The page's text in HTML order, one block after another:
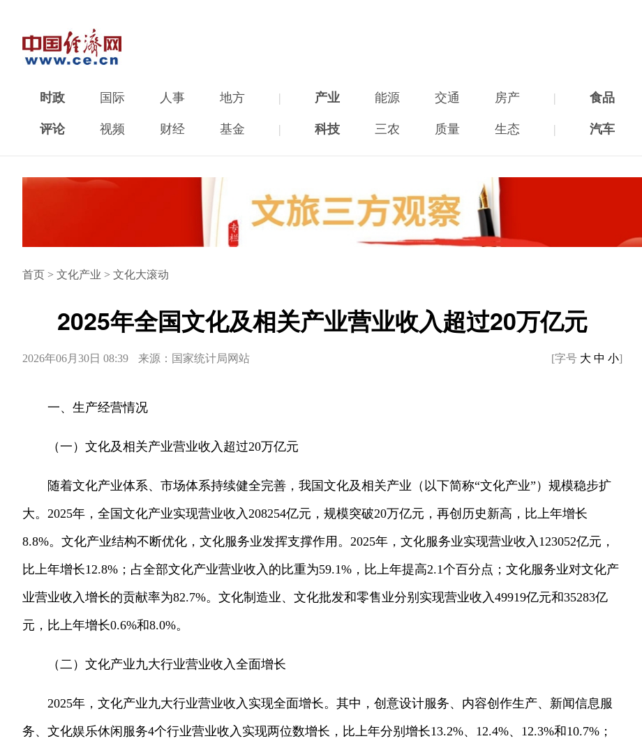
时政 国际 人事 地方 | 产业 能源 交通 房产 | 食品
评论 视频 财经 基金 | 科技 三农 质量 生态 | 汽车
首页 > 文化产业 > 文化大滚动
2025年全国文化及相关产业营业收入超过20万亿元
2026年06月30日 08:39 来源：国家统计局网站 [字号 大 中 小]
一、生产经营情况
（一）文化及相关产业营业收入超过20万亿元
随着文化产业体系、市场体系持续健全完善，我国文化及相关产业（以下简称“文化产业”）规模稳步扩
大。2025年，全国文化产业实现营业收入208254亿元，规模突破20万亿元，再创历史新高，比上年增长
8.8%。文化产业结构不断优化，文化服务业发挥支撑作用。2025年，文化服务业实现营业收入123052亿元，
比上年增长12.8%；占全部文化产业营业收入的比重为59.1%，比上年提高2.1个百分点；文化服务业对文化产
业营业收入增长的贡献率为82.7%。文化制造业、文化批发和零售业分别实现营业收入49919亿元和35283亿
元，比上年增长0.6%和8.0%。
（二）文化产业九大行业营业收入全面增长
2025年，文化产业九大行业营业收入实现全面增长。其中，创意设计服务、内容创作生产、新闻信息服
务、文化娱乐休闲服务4个行业营业收入实现两位数增长，比上年分别增长13.2%、12.4%、12.3%和10.7%；